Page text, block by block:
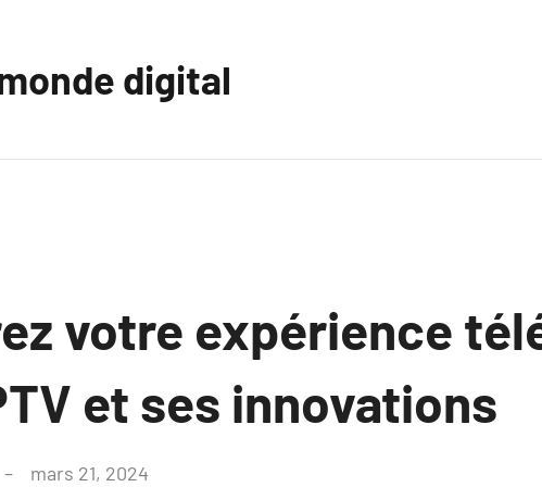
digital
votre expérience
et ses innovations
mars 21, 2024